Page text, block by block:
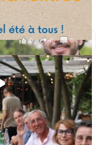
0 0 0
vivant / travaillant
convivial de
!
et à Alexandre